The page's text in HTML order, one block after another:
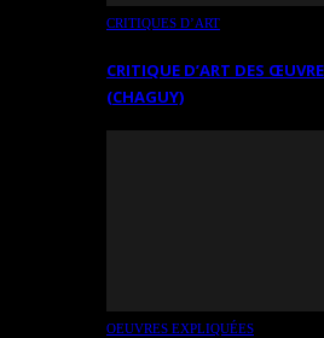
CRITIQUES D’ART
CRITIQUE D’ART DES
(CHAGUY)
OEUVRES EXPLIQUÉES